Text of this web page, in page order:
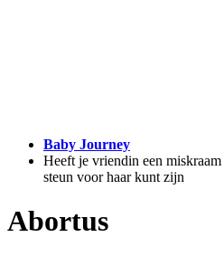
Baby Journey
Heeft je vriendin een
steun voor haar kunt zijn
Abortus